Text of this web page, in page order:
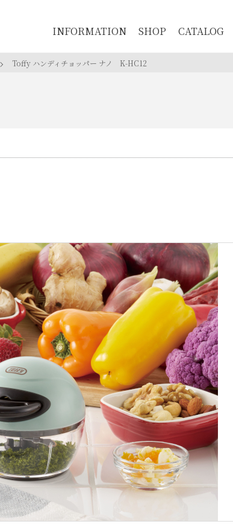
Toffy ハンディチョッパー ナノ K-HC12
INFORMATION SHOP CATALOG